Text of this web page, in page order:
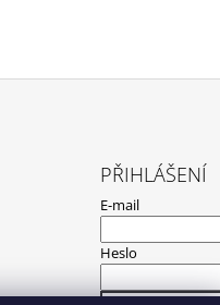
PŘIHLÁŠENÍ
E-mail
Heslo